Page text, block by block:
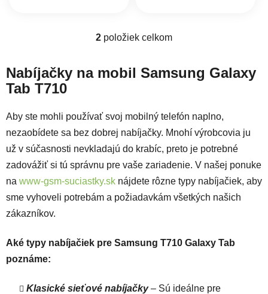
Ovládacie prvky výpisu
2 položiek celkom
Nabíjačky na mobil Samsung Galaxy
Tab T710
Aby ste mohli používať svoj mobilný telefón naplno,
nezaobídete sa bez dobrej nabíjačky. Mnohí výrobcovia ju
už v súčasnosti nevkladajú do krabíc, preto je potrebné
zadovážiť si tú správnu pre vaše zariadenie. V našej ponuke
na www-gsm-suciastky.sk nájdete rôzne typy nabíjačiek, aby
sme vyhoveli potrebám a požiadavkám všetkých našich
zákazníkov.
Aké typy nabíjačiek pre Samsung T710 Galaxy Tab
poznáme:
Klasické sieťové nabíjačky– Sú ideálne pre